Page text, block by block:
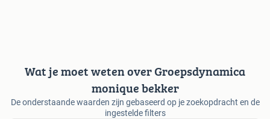
Wat je moet weten over Groepsdynamica
monique bekker
De onderstaande waarden zijn gebaseerd op je zoekopdracht en de
ingestelde filters